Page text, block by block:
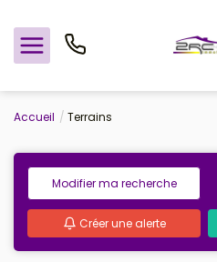
Notre agence
Rejoindre le
Accueil Terrains
Modifier ma recherche
Créer une alerte